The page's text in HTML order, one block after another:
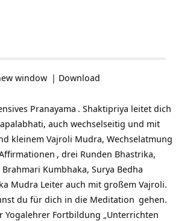
window | Download
Pranayama . Shaktipriya leitet dich
auch wechselseitig und mit
kleinem Vajroli Mudra, Wechselatmung
, drei Runden Bhastrika,
Kumbhaka, Surya Bedha
Mudra Leiter auch mit großem Vajroli.
du für dich in die Meditation gehen.
Yogalehrer Fortbildung „Unterrichten